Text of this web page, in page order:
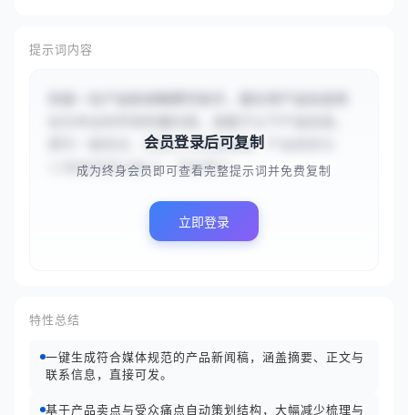
提示词内容
撰写一篇简洁、有吸引力的新闻稿：产品类型为
{{智能家居设备}}，目标客户...
会员登录后可复制
成为终身会员即可查看完整提示词并免费复制
立即登录
特性总结
一键生成符合媒体规范的产品新闻稿，涵盖摘要、正文与
联系信息，直接可发。
基于产品卖点与受众痛点自动策划结构，大幅减少梳理与